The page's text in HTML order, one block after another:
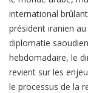
international
président iranien
diplomatie
hebdomadaire, le
revient sur les
le processus de la